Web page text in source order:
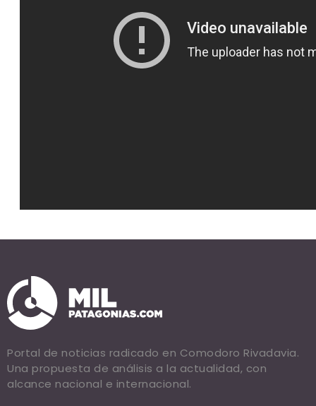
Portal de noticias radicado en Comodoro Rivadavia.
Una propuesta de análisis a la actualidad, con
alcance nacional e internacional.